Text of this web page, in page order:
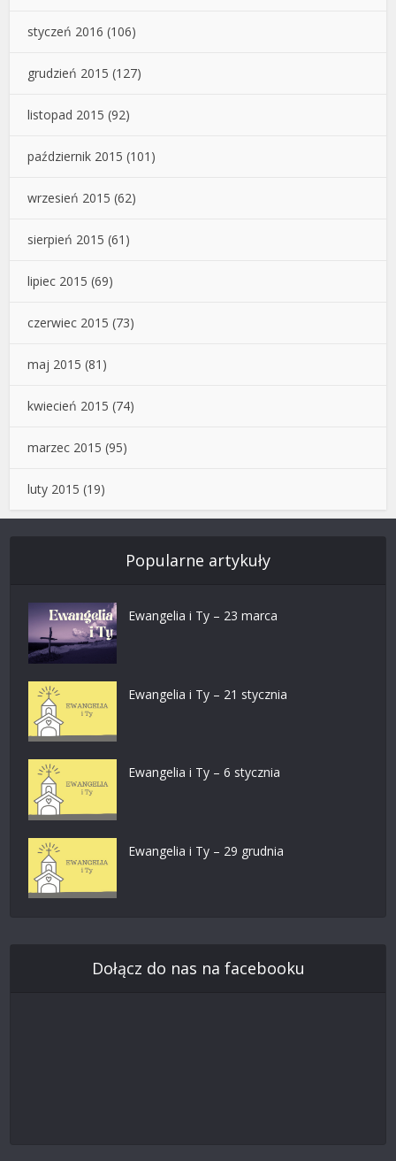
styczeń 2016 (106)
grudzień 2015 (127)
listopad 2015 (92)
październik 2015 (101)
wrzesień 2015 (62)
sierpień 2015 (61)
lipiec 2015 (69)
czerwiec 2015 (73)
maj 2015 (81)
kwiecień 2015 (74)
marzec 2015 (95)
luty 2015 (19)
Popularne artykuły
Ewangelia i Ty – 23 marca
Ewangelia i Ty – 21 stycznia
Ewangelia i Ty – 6 stycznia
Ewangelia i Ty – 29 grudnia
Dołącz do nas na facebooku